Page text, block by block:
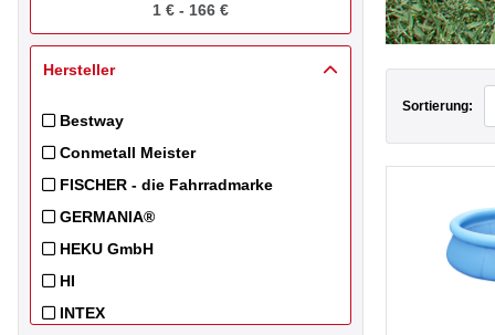
1 € - 166 €
Hersteller
Bestway
Filtern nach Hersteller: Bestway
Conmetall Meister
Filtern nach Hersteller: Conmetall Meister
FISCHER - die Fahrradmarke
Filtern nach Hersteller: FISCHER - die Fahrradmarke
GERMANIA®
Filtern nach Hersteller: GERMANIA®
HEKU GmbH
Filtern nach Hersteller: HEKU GmbH
HI
Filtern nach Hersteller: HI
INTEX
Sortierung: